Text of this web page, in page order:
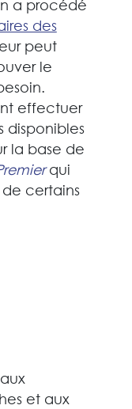
a procédé
des
peut
le
effectuer
disponibles
la base de
qui
certains
et aux